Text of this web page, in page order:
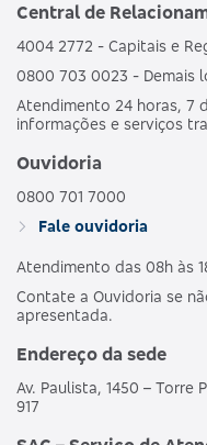
Central de
4004 2772 - Capitais e
0800 703 0023 - Demais
Atendimento 24 horas, 7
informações e serviços
Ouvidoria
0800 701 7000
Fale ouvidoria
Atendimento das 08h às
Contate a Ouvidoria se
apresentada.
Endereço da sede
Av. Paulista, 1450 – Torre
917